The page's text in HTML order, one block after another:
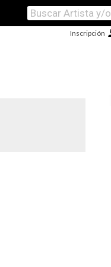
Inscripción